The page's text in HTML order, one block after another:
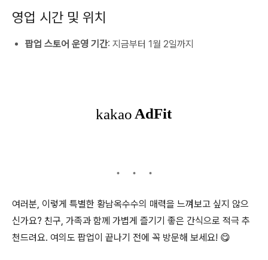
영업 시간 및 위치
팝업 스토어 운영 기간: 지금부터 1월 2일까지
여러분, 이렇게 특별한 황남옥수수의 매력을 느껴보고 싶지 않으
신가요? 친구, 가족과 함께 가볍게 즐기기 좋은 간식으로 적극 추
천드려요. 여의도 팝업이 끝나기 전에 꼭 방문해 보세요! 😋